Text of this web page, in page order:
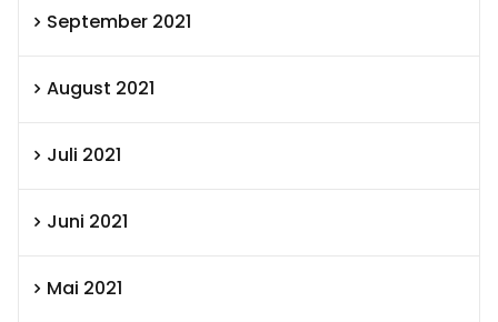
September 2021
August 2021
Juli 2021
Juni 2021
Mai 2021